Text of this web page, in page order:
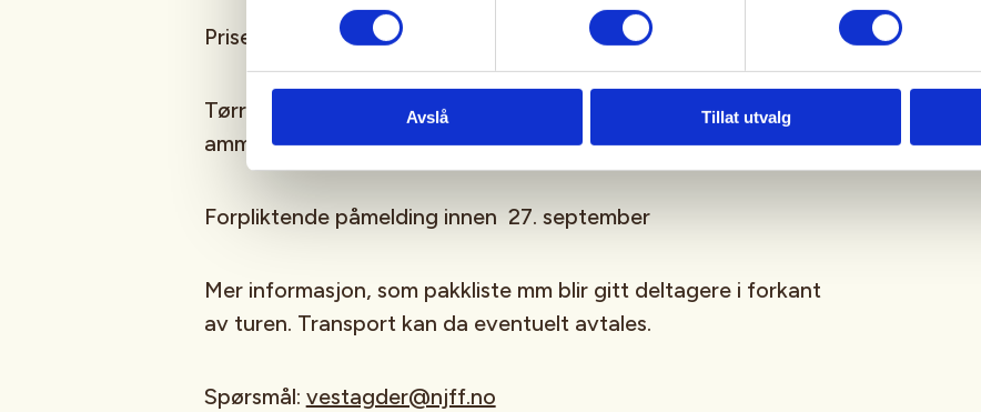
Avslå Tillat utvalg
Prisen inkluderer overnatting, 2-3 middager og jaktkort.
Tørrmat tar du med selv. I tillegg trenger du egen hagle,
ammo, egnede klær og fottøy.
Forpliktende påmelding innen 27. september
Mer informasjon, som pakkliste mm blir gitt deltagere i forkant
av turen. Transport kan da eventuelt avtales.
Spørsmål: vestagder@njff.no